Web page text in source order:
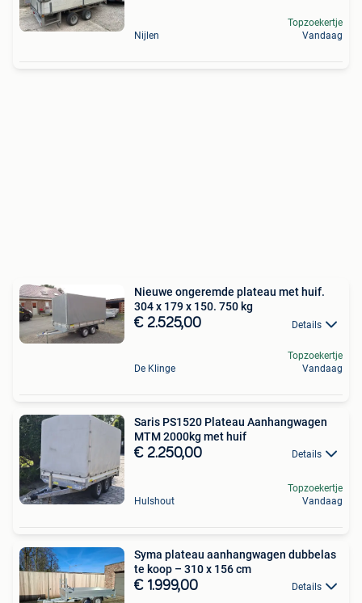
Nijlen
Topzoekertje
Vandaag
Nieuwe ongeremde plateau met huif.
304 x 179 x 150. 750 kg
€ 2.525,00 Details
De Klinge
Topzoekertje
Vandaag
Saris PS1520 Plateau Aanhangwagen
MTM 2000kg met huif
€ 2.250,00 Details
Hulshout
Topzoekertje
Vandaag
Syma plateau aanhangwagen dubbelas
te koop – 310 x 156 cm
€ 1.999,00 Details